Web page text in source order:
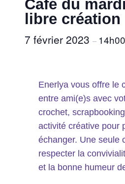
Café du
libre création
7 février 2023– 14h00
Enerlya vous offre le
entre ami(e)s avec
crochet,
activité créative pour
échanger. Une seule
respecter la
et la bonne humeur